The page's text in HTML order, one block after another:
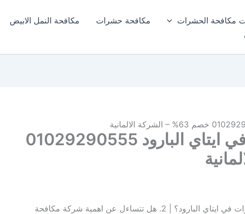
مكافحة الحشرات مكافحة حشرات مكافحة النمل الابيض​
شركة مكافحة حشرات في ايتاي البارود 01029290555
1. هل تعبت من البحث عن شركة مكافحة حشرات في ايتاي البارود؟ | 2. هل تتساءل عن اهمية شركة مكافحة